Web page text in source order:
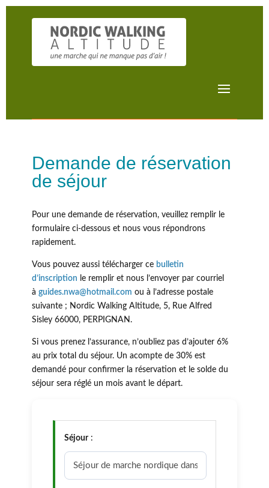
Demande de réservation
de séjour
Pour une demande de réservation, veuillez remplir le
formulaire ci-dessous et nous vous répondrons
rapidement.
Vous pouvez aussi télécharger ce bulletin
d’inscription le remplir et nous l’envoyer par courriel
à guides.nwa@hotmail.com ou à l’adresse postale
suivante ; Nordic Walking Altitude, 5, Rue Alfred
Sisley 66000, PERPIGNAN.
Si vous prenez l’assurance, n’oubliez pas d’ajouter 6%
au prix total du séjour. Un acompte de 30% est
demandé pour confirmer la réservation et le solde du
séjour sera réglé un mois avant le départ.
Séjour: